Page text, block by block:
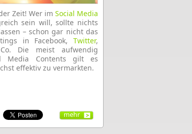
Zeit! Wer im Social Media
sein will, sollte nichts
– schon gar nicht das
in Facebook, Twitter,
Die meist aufwendig
Media Contents gilt es
effektiv zu vermarkten.
mehr